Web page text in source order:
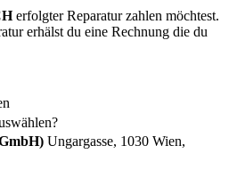
erfolgter Reparatur zahlen möchtest.
erhälst du eine Rechnung die du
Ungargasse, 1030 Wien,